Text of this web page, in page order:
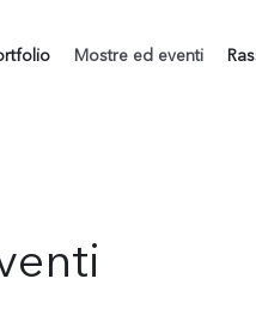
Mostre ed eventi